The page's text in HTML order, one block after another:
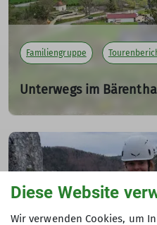
Familiengruppe
Unterwegs im
Komm wir geh'n auf
Auf und ab im Donautal
Steinbruch
mehr erfahren
Diese Website
Wir verwenden Cookies, um